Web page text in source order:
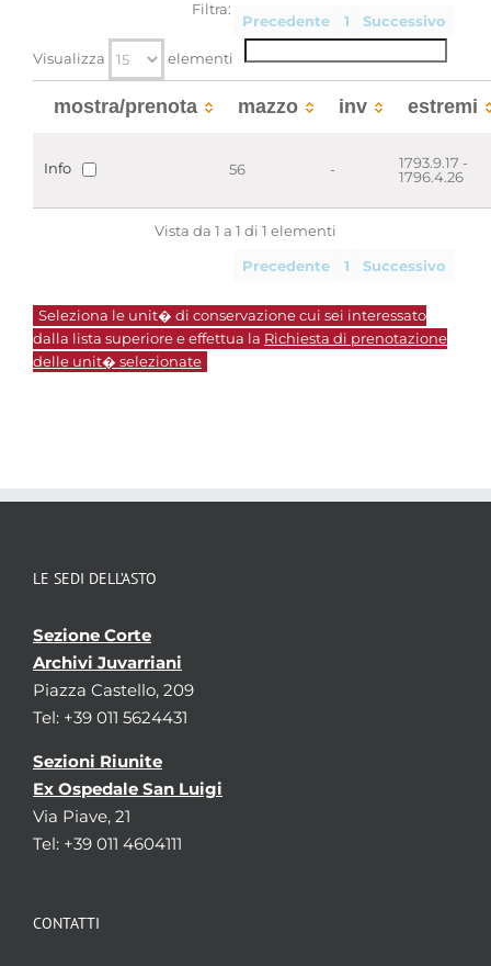
Precedente 1 Successivo
Visualizza elementi
Filtra:
mostra/prenota mazzo inv estremi
Info 56 -
1793.9.17 -
1796.4.26
Vista da 1 a 1 di 1 elementi
Precedente 1 Successivo
Seleziona le unit� di conservazione cui sei interessato
dalla lista superiore e effettua la Richiesta di prenotazione
delle unit� selezionate
LE SEDI DELL’ASTO
Sezione Corte
Archivi Juvarriani
Piazza Castello, 209
Tel: +39 011 5624431
Sezioni Riunite
Ex Ospedale San Luigi
Via Piave, 21
Tel: +39 011 4604111
CONTATTI